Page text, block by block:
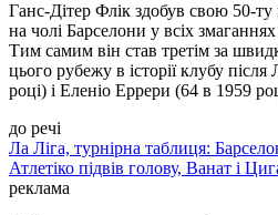
Ганс-Дітер Флік здобув свою 50-ту
на чолі Барселони у всіх
Тим самим він став третім за
цього рубежу в історії клубу
році) і Еленіо Еррери (64 в 1959
до речі
Ла Ліга, турнірна таблиця:
Атлетіко підвів голову, Ванат і
реклама